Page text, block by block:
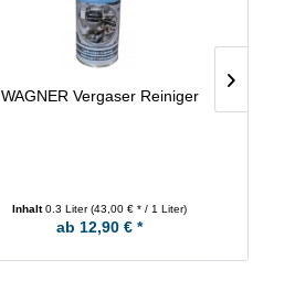
WAGNER Vergaser Reiniger
Inhalt0.3 Liter(43,00 € * / 1 Liter)
ab 12,90 € *